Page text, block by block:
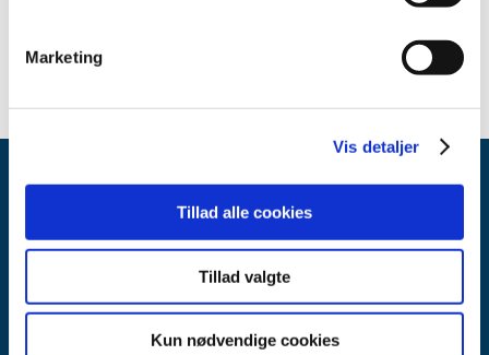
Marketing
Vis detaljer
Tillad alle cookies
Tillad valgte
Kun nødvendige cookies
Lægemiddelstyrelsen
Axel Heides Gade 1